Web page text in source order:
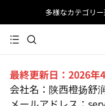
多様なカテゴリ
最終更新日：2026年
会社名：陕西橙扬舒